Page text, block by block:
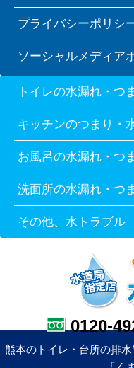
プライバシーポリシ
ソーシャルメディア
トイレの水漏れ・つ
キッチンのつまり・
お風呂の水漏れ・つ
洗面所の水漏れ・つ
その他、水トラブル
0120-
熊本のトイレ・台所の排